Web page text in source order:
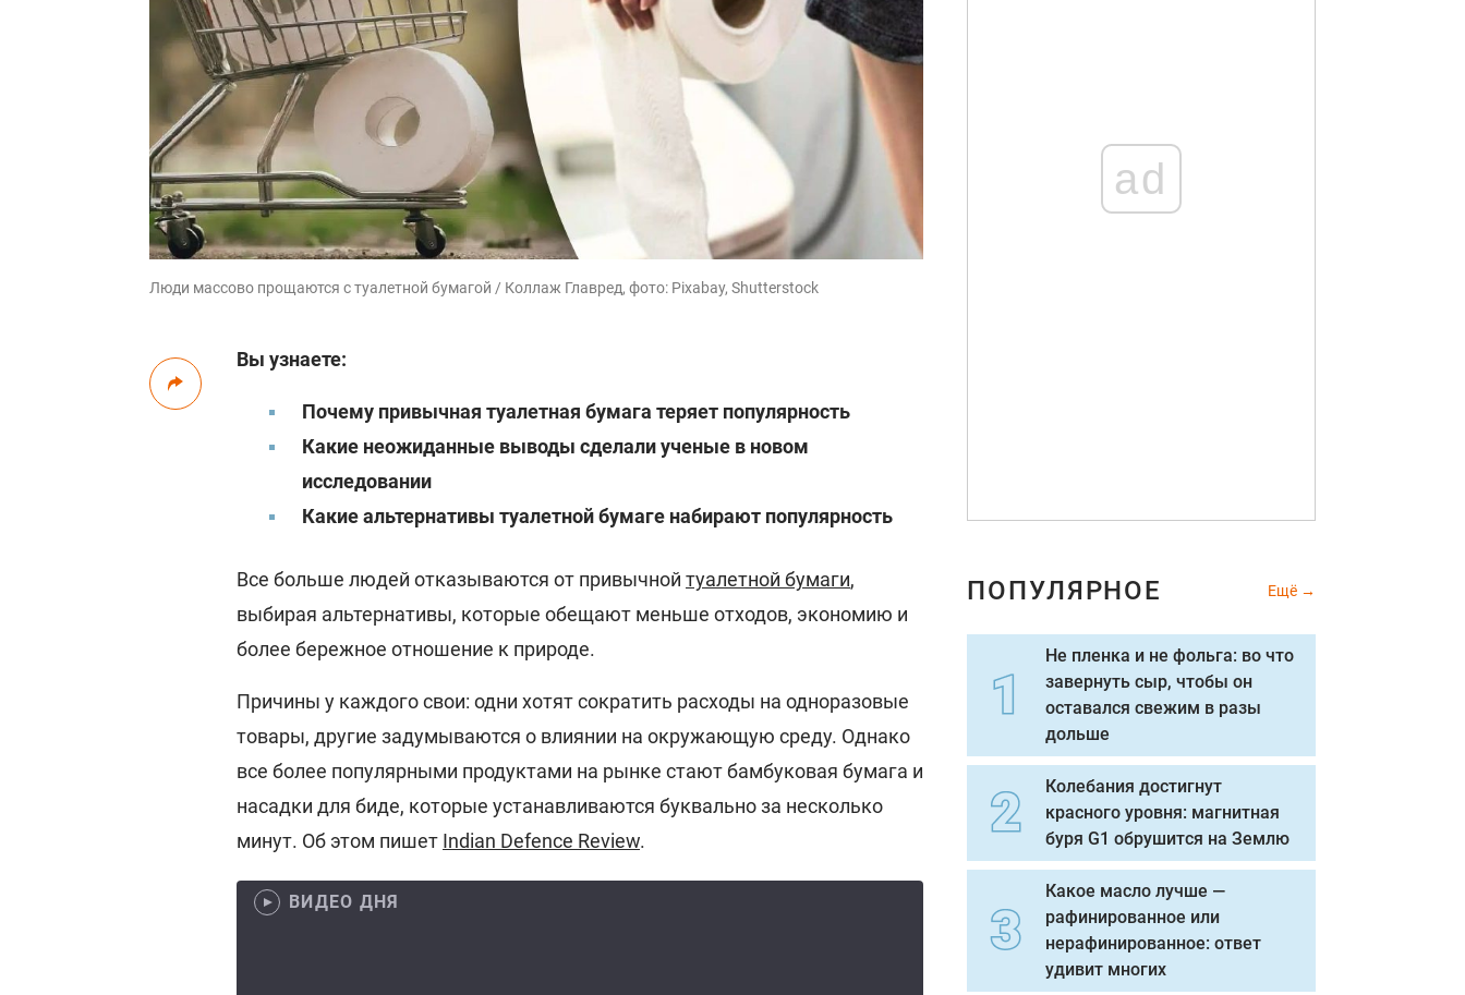
Люди массово прощаются с туалетной бумагой / Коллаж Главред, фото: Pixabay, Shutterstock
Вы узнаете:
Почему привычная туалетная бумага теряет популярность
Какие неожиданные выводы сделали ученые в новом
исследовании
Какие альтернативы туалетной бумаге набирают популярность
Все больше людей отказываются от привычной туалетной бумаги,
выбирая альтернативы, которые обещают меньше отходов, экономию и
более бережное отношение к природе.
Причины у каждого свои: одни хотят сократить расходы на одноразовые
товары, другие задумываются о влиянии на окружающую среду. Однако
все более популярными продуктами на рынке стают бамбуковая бумага и
насадки для биде, которые устанавливаются буквально за несколько
минут. Об этом пишет Indian Defence Review.
ВИДЕО ДНЯ
ad
ПОПУЛЯРНОЕ Ещё
Не пленка и не фольга: во что
завернуть сыр, чтобы он
оставался свежим в разы
дольше
Колебания достигнут
красного уровня: магнитная
буря G1 обрушится на Землю
Какое масло лучше —
рафинированное или
нерафинированное: ответ
удивит многих